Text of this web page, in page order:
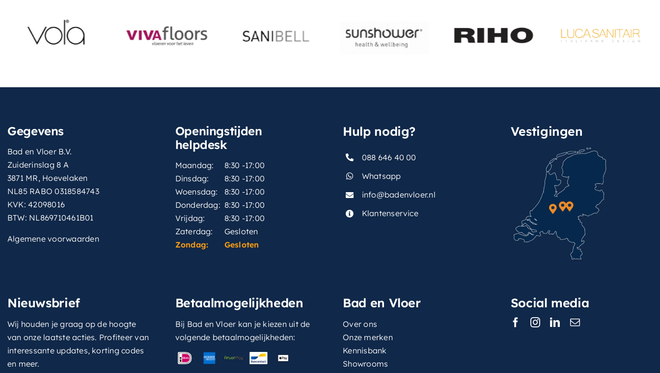
Gegevens
Bad en Vloer B.V.
Zuiderinslag 8 A
3871 MR, Hoevelaken
NL85 RABO 0318584743
KVK: 42098016
BTW: NL869710461B01
Algemene voorwaarden
Openingstijden
helpdesk
Maandag:
8:30 -17:00
Dinsdag:
8:30 -17:00
Woensdag:
8:30 -17:00
Donderdag: 8:30 -17:00
Vrijdag:
8:30 -17:00
Zaterdag:
Gesloten
Zondag:
Gesloten
Hulp nodig?
088 646 40 00
Whatsapp
info@badenvloer.nl
Klantenservice
Vestigingen
Nieuwsbrief
Wij houden je graag op de hoogte
van onze laatste acties. Profiteer van
interessante updates, korting codes
en meer.
Betaalmogelijkheden
Bij Bad en Vloer kan je kiezen uit de
volgende betaalmogelijkheden:
Bad en Vloer
Over ons
Onze merken
Kennisbank
Showrooms
Social media